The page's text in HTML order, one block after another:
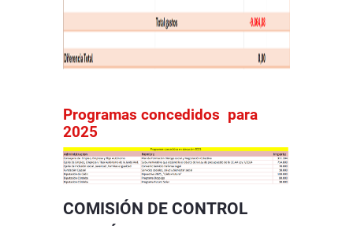
Programas concedidos para
2025
COMISIÓN DE CONTROL